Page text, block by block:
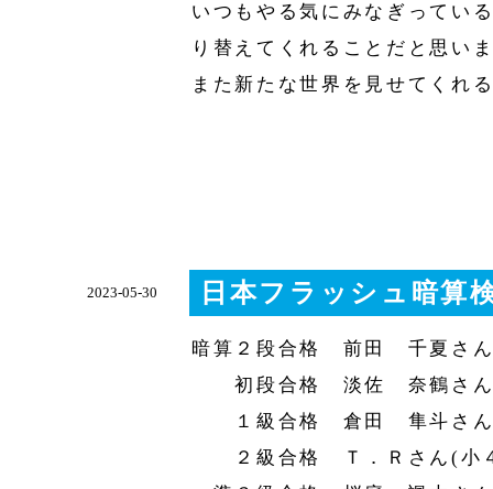
いつもやる気にみなぎってい
り替えてくれることだと思い
また新たな世界を見せてくれ
2023-05-30 日本フラッシュ暗算
暗算２段合格 前田 千夏さ
初段合格 淡佐 奈鶴さん
１級合格 倉田 隼斗さん
２級合格 Ｔ．Ｒさん(小